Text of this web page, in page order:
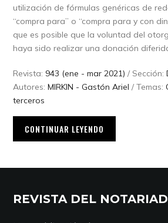
utilización de fórmulas genéricas de
“compra para” o “compra para y con
que es posible que la voluntad del
haya sido realizar una donación
Revista: 943 (ene - mar 2021) / Sección:
Autores:MIRKIN - Gastón Ariel / Temas:
terceros
CONTINUAR LEYENDO
REVISTA DEL